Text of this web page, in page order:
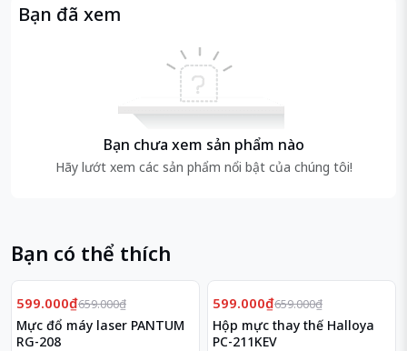
SGX / Software Guard Extensions
thụ tối đa
72W
Bộ vi xử lý Intel® Xeon® E3 mang lại hiệu suất và
hình ảnh cần thiết để hỗ trợ nhu cầu của các doanh
nghiệp trên toàn thế giới, bao gồm: Máy chủ doanh
Bạn đã xem
Bạn chưa xem sản phẩm nào
Hãy lướt xem các sản phẩm nổi bật của chúng tôi!
Bạn có thể thích
Giảm9%
599.000₫659.000₫
Mực đổ máy laser PANTUM
RG-208
Giảm9%
599.000₫659.000₫
Hộp mực thay thế Halloya
PC-211KEV